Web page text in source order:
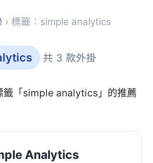
› 標籤：simple analytics
共 3 款外掛
籤「simple analytics」的推薦
Analytics